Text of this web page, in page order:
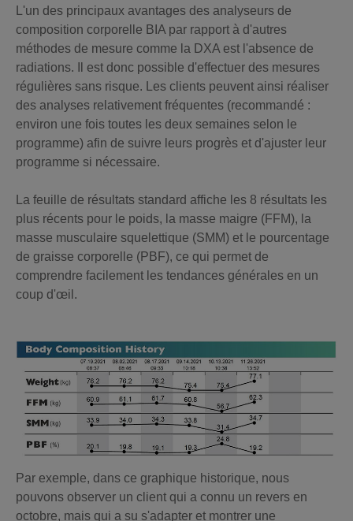
L'un des principaux avantages des analyseurs de
composition corporelle BIA par rapport à d'autres
méthodes de mesure comme la DXA est l'absence de
radiations. Il est donc possible d'effectuer des mesures
régulières sans risque. Les clients peuvent ainsi réaliser
des analyses relativement fréquentes (recommandé :
environ une fois toutes les deux semaines selon le
programme) afin de suivre leurs progrès et d'ajuster leur
programme si nécessaire.
La feuille de résultats standard affiche les 8 résultats les
plus récents pour le poids, la masse maigre (FFM), la
masse musculaire squelettique (SMM) et le pourcentage
de graisse corporelle (PBF), ce qui permet de
comprendre facilement les tendances générales en un
coup d'œil.
Par exemple, dans ce graphique historique, nous
pouvons observer un client qui a connu un revers en
octobre, mais qui a su s'adapter et montrer une